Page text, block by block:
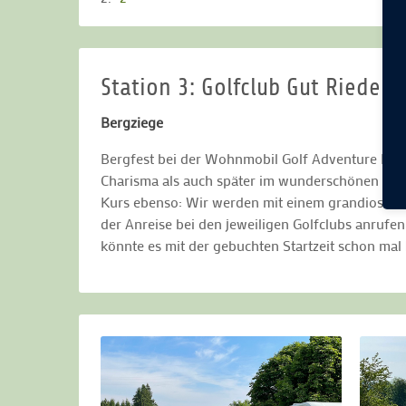
Station 3: Golfclub Gut Rieden
Bergziege
Bergfest bei der Wohnmobil Golf Adventure
Charisma als auch später im wunderschönen
Kurs ebenso: Wir werden mit einem
der Anreise bei den jeweiligen Golfclubs
könnte es mit der gebuchten Startzeit schon